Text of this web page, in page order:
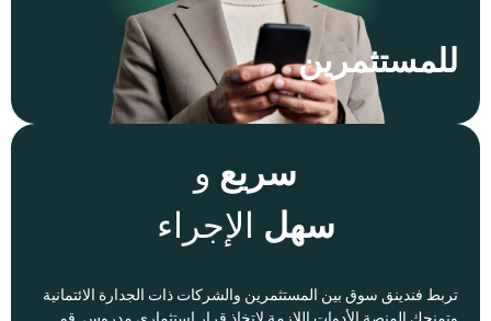
للمستثمرين
سريع و
سهل الإجراء
تربط فندينق سوق بين المستثمرين والشركات ذات الجدارة الائتمانية